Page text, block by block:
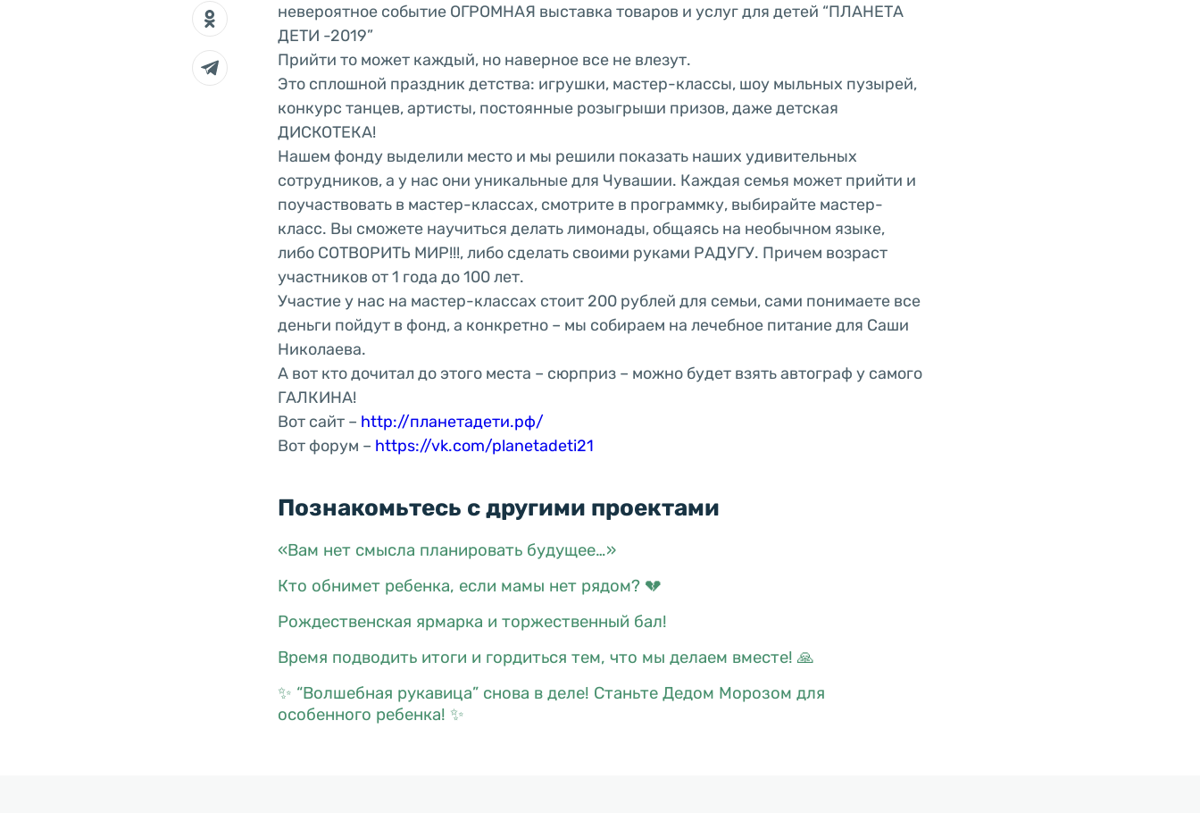
невероятное событие ОГРОМНАЯ выставка товаров и услуг для детей “ПЛАНЕТА
ДЕТИ -2019”
Прийти то может каждый, но наверное все не влезут.
Это сплошной праздник детства: игрушки, мастер-классы, шоу мыльных пузырей,
конкурс танцев, артисты, постоянные розыгрыши призов, даже детская
ДИСКОТЕКА!
Нашем фонду выделили место и мы решили показать наших удивительных
сотрудников, а у нас они уникальные для Чувашии. Каждая семья может прийти и
поучаствовать в мастер-классах, смотрите в программку, выбирайте мастер-
класс. Вы сможете научиться делать лимонады, общаясь на необычном языке,
либо СОТВОРИТЬ МИР!!!, либо сделать своими руками РАДУГУ. Причем возраст
участников от 1 года до 100 лет.
Участие у нас на мастер-классах стоит 200 рублей для семьи, сами понимаете все
деньги пойдут в фонд, а конкретно – мы собираем на лечебное питание для Саши
Николаева.
А вот кто дочитал до этого места – сюрприз – можно будет взять автограф у самого
ГАЛКИНА!
Вот сайт – http://планетадети.рф/
Вот форум – https://vk.com/planetadeti21
Познакомьтесь с другими проектами
«Вам нет смысла планировать будущее…»
Кто обнимет ребенка, если мамы нет рядом? 💔
Рождественская ярмарка и торжественный бал!
Время подводить итоги и гордиться тем, что мы делаем вместе! 🙏
✨ “Волшебная рукавица” снова в деле! Станьте Дедом Морозом для
особенного ребенка! ✨